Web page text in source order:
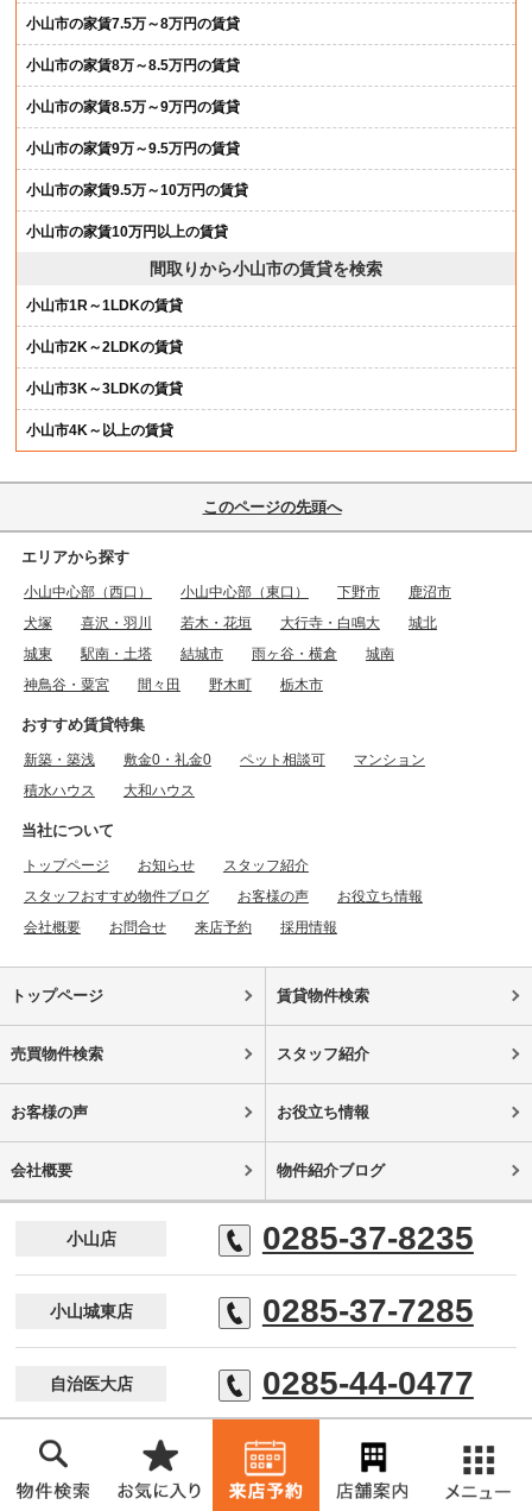
小山市の家賃7.5万～8万円の賃貸
小山市の家賃8万～8.5万円の賃貸
小山市の家賃8.5万～9万円の賃貸
小山市の家賃9万～9.5万円の賃貸
小山市の家賃9.5万～10万円の賃貸
小山市の家賃10万円以上の賃貸
間取りから小山市の賃貸を検索
小山市1R～1LDKの賃貸
小山市2K～2LDKの賃貸
小山市3K～3LDKの賃貸
小山市4K～以上の賃貸
このページの先頭へ
エリアから探す
小山中心部（西口） 小山中心部（東口） 下野市
鹿沼市
犬塚
喜沢・羽川 若木・花垣 大行寺・白鳴大
城北
城東
駅南・土塔 結城市 雨ヶ谷・横倉
城南
神鳥谷・粟宮
間々田 野木町 栃木市
おすすめ賃貸特集
新築・築浅 敷金0・礼金0 ペット相談可
マンション
積水ハウス
大和ハウス
当社について
トップページ お知らせ
スタッフ紹介
スタッフおすすめ物件ブログ
お客様の声
お役立ち情報
会社概要
お問合せ 来店予約 採用情報
トップページ 賃貸物件検索
売買物件検索 スタッフ紹介
お客様の声 お役立ち情報
会社概要 物件紹介ブログ
小山店 0285-37-8235
小山城東店 0285-37-7285
自治医大店 0285-44-0477
小金井不動産株式会社 小山店